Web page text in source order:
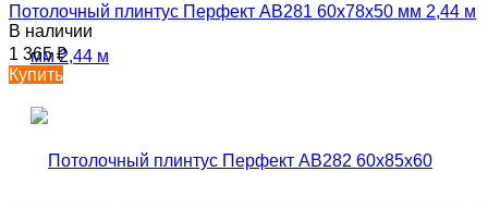
Потолочный плинтус Перфект AB281 60х78х50 мм 2,44 м
В наличии
1 365₽
Купить